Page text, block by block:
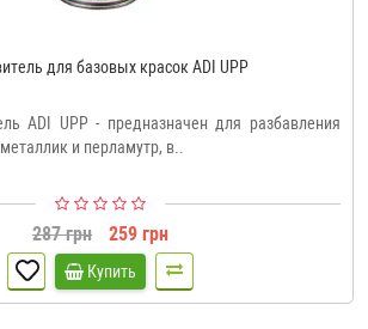
для базовых красок ADI UPP
ADI UPP - предназначен для разбавления
и перламутр, в..
287 грн 259 грн
Купить